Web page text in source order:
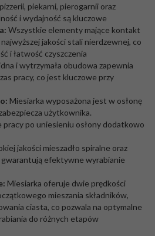
piekarni, pierogarnii oraz
i wydajność są kluczowe
Wszystkie elementy mające kontakt
jakości stali nierdzewnej, co
i łatwość czyszczenia
i wytrzymała obudowa zapewnia
pracy, co jest kluczowe przy
Miesiarka wyposażona jest w osłonę
użytkownika.
po uniesieniu osłony dodatkowo
jakości mieszadło spiralne oraz
gwarantują efektywne wyrabianie
Miesiarka oferuje dwie prędkości
mieszania składników,
ciasta, co pozwala na optymalne
do różnych etapów